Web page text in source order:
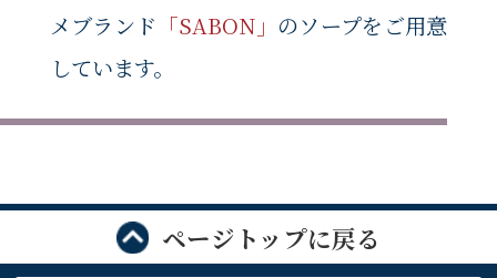
メブランド 「SABON」 のソープをご用意
しています。
ページトップに戻る